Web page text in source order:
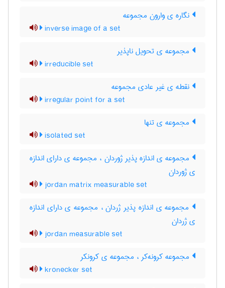
نگاره ی وارون مجموعه
inverse image of a set
مجموعه ی تحویل ناپذیر
irreducible set
نقطه ی غیر عادی مجموعه
irregular point for a set
مجموعه ی تنها
isolated set
مجموعه ی اندازه پذیر ژوردان ، مجموعه ی دارای اندازه
ی ژوردان
jordan matrix measurable set
مجموعه ی اندازه پذیر ژردان ، مجموعه ی دارای اندازه
ی ژردان
jordan measurable set
مجموعه کرونه‌کر ، مجموعه ی کرونکر
kronecker set